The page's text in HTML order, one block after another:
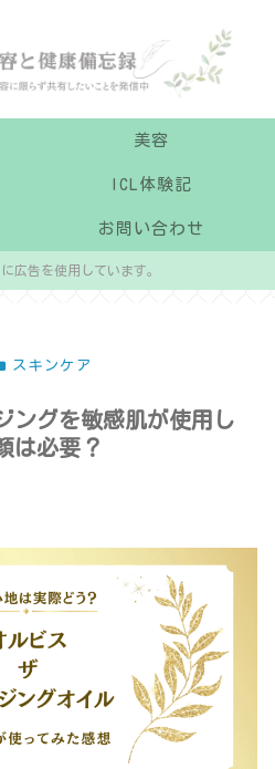
美容
ICL体験記
お問い合わせ
広告を使用しています。
スキンケア
ングを敏感肌が使用し
は必要？